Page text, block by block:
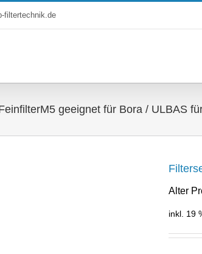
filtertechnik.de
geeignet für Bora / ULBAS
Alter
inkl. 19